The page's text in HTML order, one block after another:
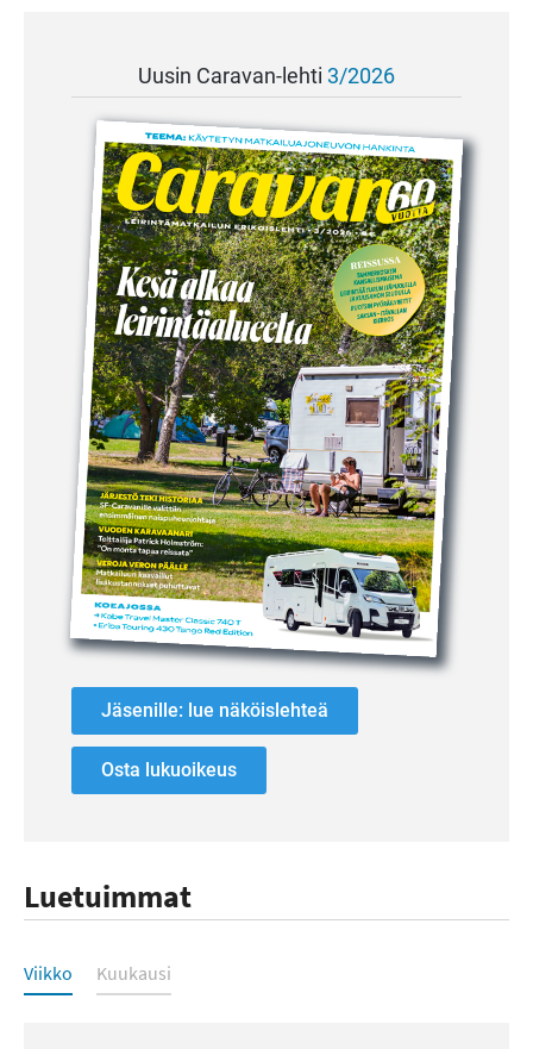
Uusin Caravan-lehti 3/2026
Jäsenille: lue näköislehteä
Osta lukuoikeus
Luetuimmat
Luetuimmat
Viikko Kuukausi